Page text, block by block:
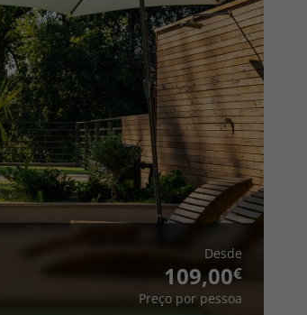
Desde
109,00
Preço por pessoa